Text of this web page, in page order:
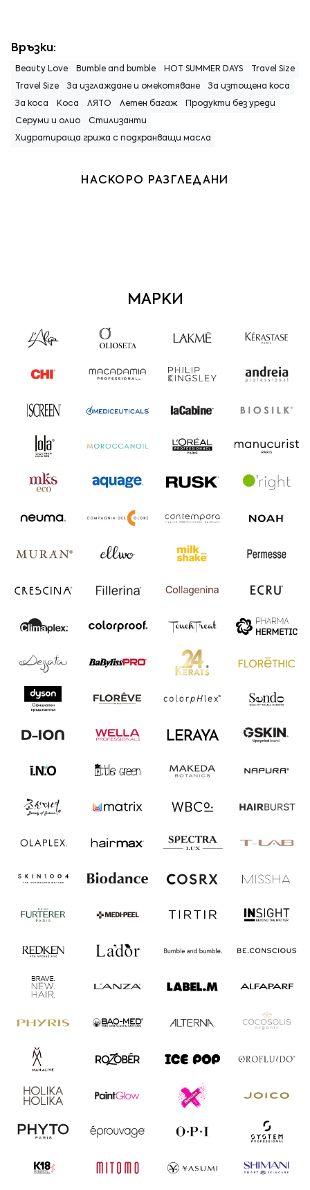
Връзки:
Beauty Love Bumble and bumble HOT SUMMER DAYS Travel Size
Travel Size За изглаждане и омекотяване За изтощена коса
За коса Коса ЛЯТО Летен багаж Продукти без уреди
Серуми и олио Стилизанти
Хидратираща грижа с подхранващи масла
НАСКОРО РАЗГЛЕДАНИ
МАРКИ